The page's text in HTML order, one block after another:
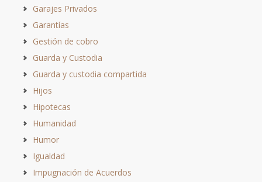
Garajes Privados
Garantías
Gestión de cobro
Guarda y Custodia
Guarda y custodia compartida
Hijos
Hipotecas
Humanidad
Humor
Igualdad
Impugnación de Acuerdos